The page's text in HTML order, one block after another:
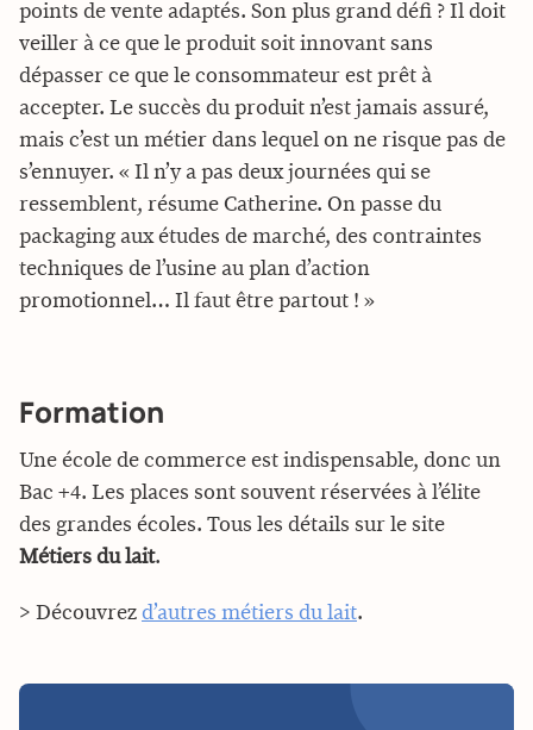
points de vente adaptés. Son plus grand défi ? Il doit
veiller à ce que le produit soit innovant sans
dépasser ce que le consommateur est prêt à
accepter. Le succès du produit n’est jamais assuré,
mais c’est un métier dans lequel on ne risque pas de
s’ennuyer. « Il n’y a pas deux journées qui se
ressemblent, résume Catherine. On passe du
packaging aux études de marché, des contraintes
techniques de l’usine au plan d’action
promotionnel… Il faut être partout ! »
Formation
Une école de commerce est indispensable, donc un
Bac +4. Les places sont souvent réservées à l’élite
des grandes écoles. Tous les détails sur le site
Métiers du lait.
> Découvrez d’autres métiers du lait.